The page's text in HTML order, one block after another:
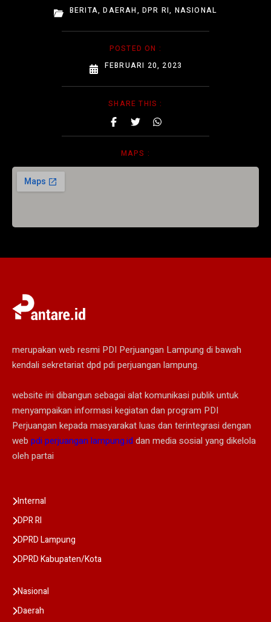
BERITA,DAERAH, DPR RI, NASIONAL
POSTED ON :
FEBRUARI 20, 2023
SHARE THIS :
MAPS :
merupakan web resmi PDI Perjuangan Lampung di bawah
kendali sekretariat dpd pdi perjuangan lampung.
website ini dibangun sebagai alat komunikasi publik untuk
menyampaikan informasi kegiatan dan program PDI
Perjuangan kepada masyarakat luas dan terintegrasi dengan
web pdi perjuangan lampung.id dan media sosial yang dikelola
oleh partai
Internal
DPR RI
DPRD Lampung
DPRD Kabupaten/Kota
Nasional
Daerah